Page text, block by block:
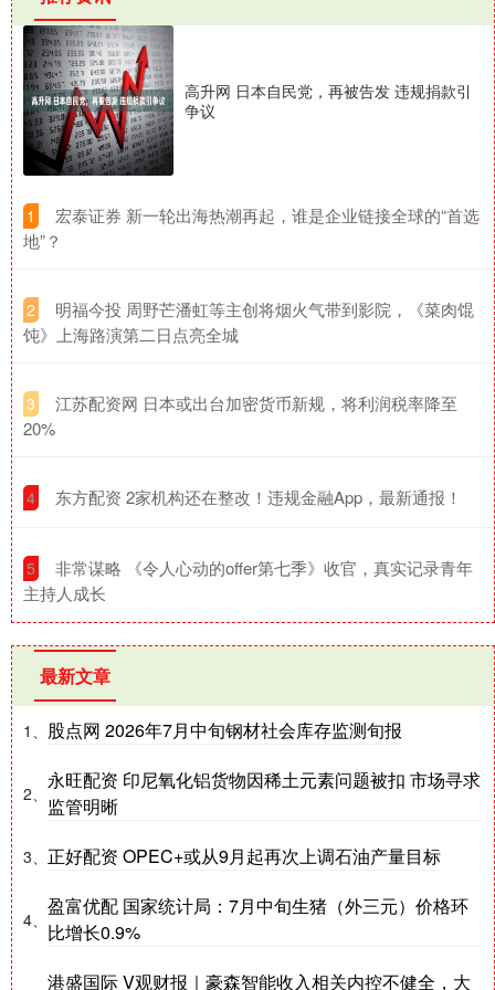
高升网 日本自民党，再被告发 违规捐款引
争议
1
​宏泰证券 新一轮出海热潮再起，谁是企业链接全球的“首选
地”？
2
​明福今投 周野芒潘虹等主创将烟火气带到影院，《菜肉馄
饨》上海路演第二日点亮全城
3
​江苏配资网 日本或出台加密货币新规，将利润税率降至
20%
4 ​东方配资 2家机构还在整改！违规金融App，最新通报！
5
​非常谋略 《令人心动的offer第七季》收官，真实记录青年
主持人成长
最新文章
1、 股点网 2026年7月中旬钢材社会库存监测旬报
2、
永旺配资 印尼氧化铝货物因稀土元素问题被扣 市场寻求
监管明晰
3、 正好配资 OPEC+或从9月起再次上调石油产量目标
4、
盈富优配 国家统计局：7月中旬生猪（外三元）价格环
比增长0.9%
港盛国际 V观财报｜豪森智能收入相关内控不健全，大